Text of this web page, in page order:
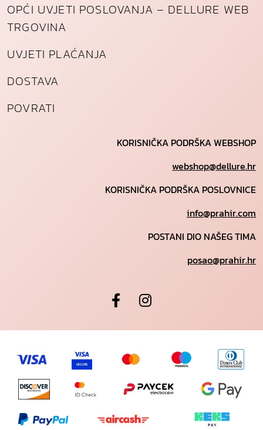
OPĆI UVJETI POSLOVANJA – DELLURE WEB
TRGOVINA
UVJETI PLAĆANJA
DOSTAVA
POVRATI
KORISNIČKA PODRŠKA WEBSHOP
webshop@dellure.hr
KORISNIČKA PODRŠKA POSLOVNICE
info@prahir.com
POSTANI DIO NAŠEG TIMA
posao@prahir.hr